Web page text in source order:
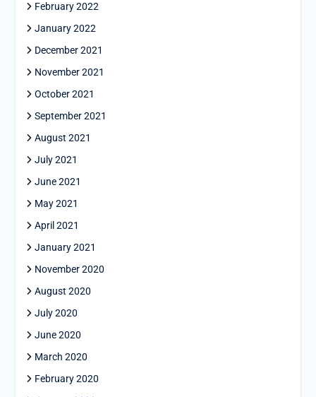
February 2022
January 2022
December 2021
November 2021
October 2021
September 2021
August 2021
July 2021
June 2021
May 2021
April 2021
January 2021
November 2020
August 2020
July 2020
June 2020
March 2020
February 2020